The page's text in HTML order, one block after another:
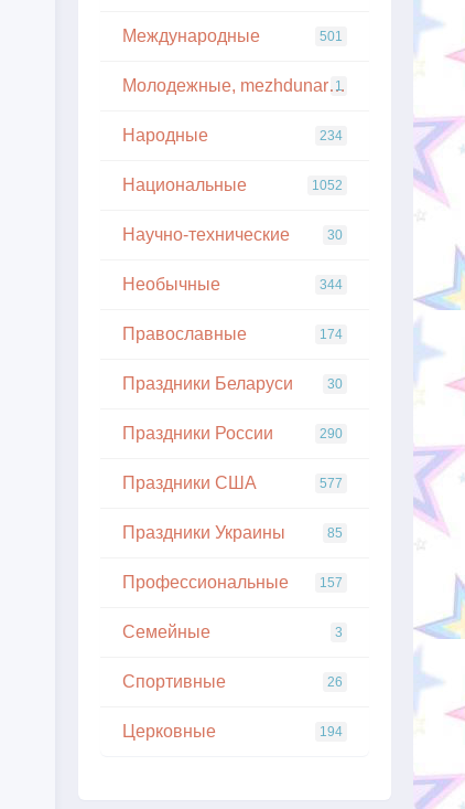
Международные 501
Молодежные, mezhdunarodnye
1
Народные 234
Национальные 1052
Научно-технические 30
Необычные 344
Православные 174
Праздники Беларуси 30
Праздники России 290
Праздники США 577
Праздники Украины 85
Профессиональные 157
Семейные 3
Спортивные 26
Церковные 194